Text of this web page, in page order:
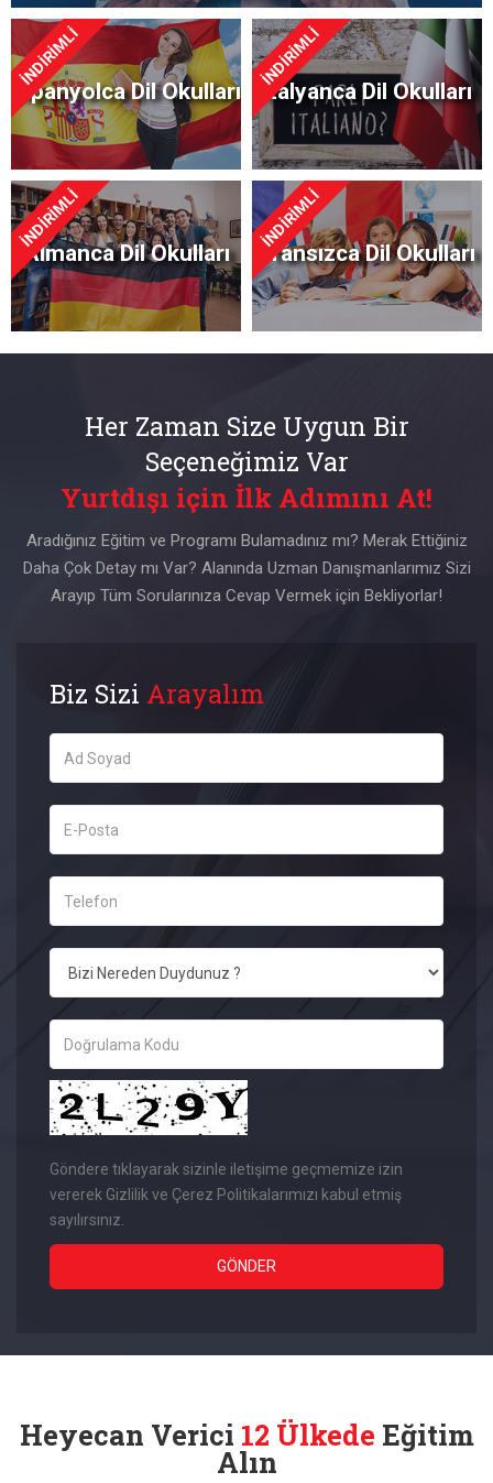
İNDİRİMLİ
İspanyolca Dil Okulları
İNDİRİMLİ
İtalyanca Dil Okulları
İNDİRİMLİ
Almanca Dil Okulları
İNDİRİMLİ
Fransızca Dil Okulları
Her Zaman Size Uygun Bir
Seçeneğimiz Var
Yurtdışı için İlk Adımını At!
Aradığınız Eğitim ve Programı Bulamadınız mı? Merak Ettiğiniz
Daha Çok Detay mı Var? Alanında Uzman Danışmanlarımız Sizi
Arayıp Tüm Sorularınıza Cevap Vermek için Bekliyorlar!
Biz Sizi Arayalım
Göndere tıklayarak sizinle iletişime geçmemize izin
vererek Gizlilik ve Çerez Politikalarımızı kabul etmiş
sayılırsınız.
Heyecan Verici 12 Ülkede Eğitim
Alın